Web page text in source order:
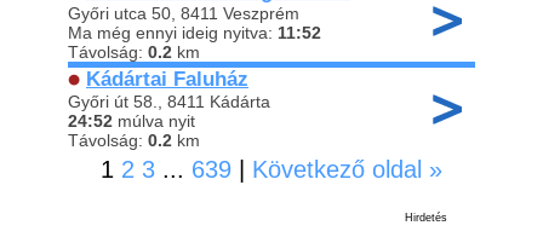
Győri utca 50, 8411 Veszprém
Ma még ennyi ideig nyitva: 11:52
Távolság: 0.2 km
Kádártai Faluház
Győri út 58., 8411 Kádárta
24:52 múlva nyit
Távolság: 0.2 km
1 2 3 ... 639 Következő oldal »
Hirdetés